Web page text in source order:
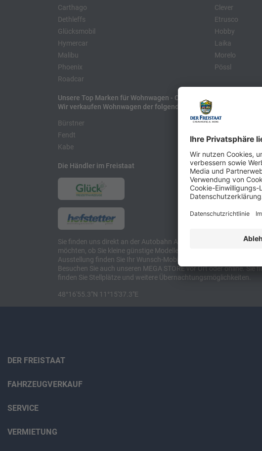
Carthago
Dethleffs
Glücksmobil
Hymercar
Malibu
Phoenix
Roadcar
Clever
Etrusco
Hobby
Laika
Morelo
Pössl
Unsere Top Marken für Wohnwagen - Caravans
Wir verkaufen Wohnwagen der folgenden Hersteller:
Bürstner
Fendt
Kabe
Hobby
LMC
Die Händler im Freistaat
Sie finden uns direkt an der Autobahn A8 zwischen München und
möchten, ob Sie kleine günstige Modelle suchen, etwa kompakte
Ausstellung finden Sie Ihr Wunsch-Mobil und alles für Camping
Besuchen Sie auch unseren MEGA STORE vor Ort oder online. Sie
finden Sie Stellplätze und weitere Übernachtungsmöglichkeiten.
48°16'55.3"N 11°15'37.3"E
DER FREISTAAT
FAHRZEUGVERKAUF
SERVICE
VERMIETUNG